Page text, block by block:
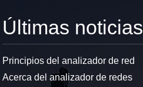
Últimas noticias
Principios del analizador de red
Acerca del analizador de redes